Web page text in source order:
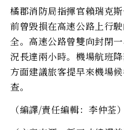
橘郡消防局指揮官賴瑞克
前曾毀損在高速公路上行
全。高速公路曾雙向封閉
況長達兩小時。機場航班
方面建議旅客提早來機場
查。
（編譯/責任編輯：李仲荃）